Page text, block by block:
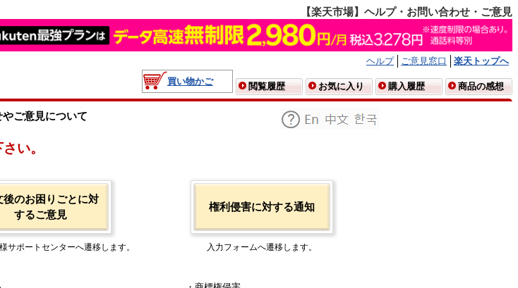
【楽天市場】ヘルプ・お問い合わせ・ご意見
ヘルプ ご意見窓口
楽天トップへ
買い物かご
閲覧履歴 お気に入り 購入履歴 商品の感想
ご意見について
い。
後のお困りごとに対
するご意見
サポートセンターへ遷移します。
権利侵害に対する通知
入力フォームへ遷移します。